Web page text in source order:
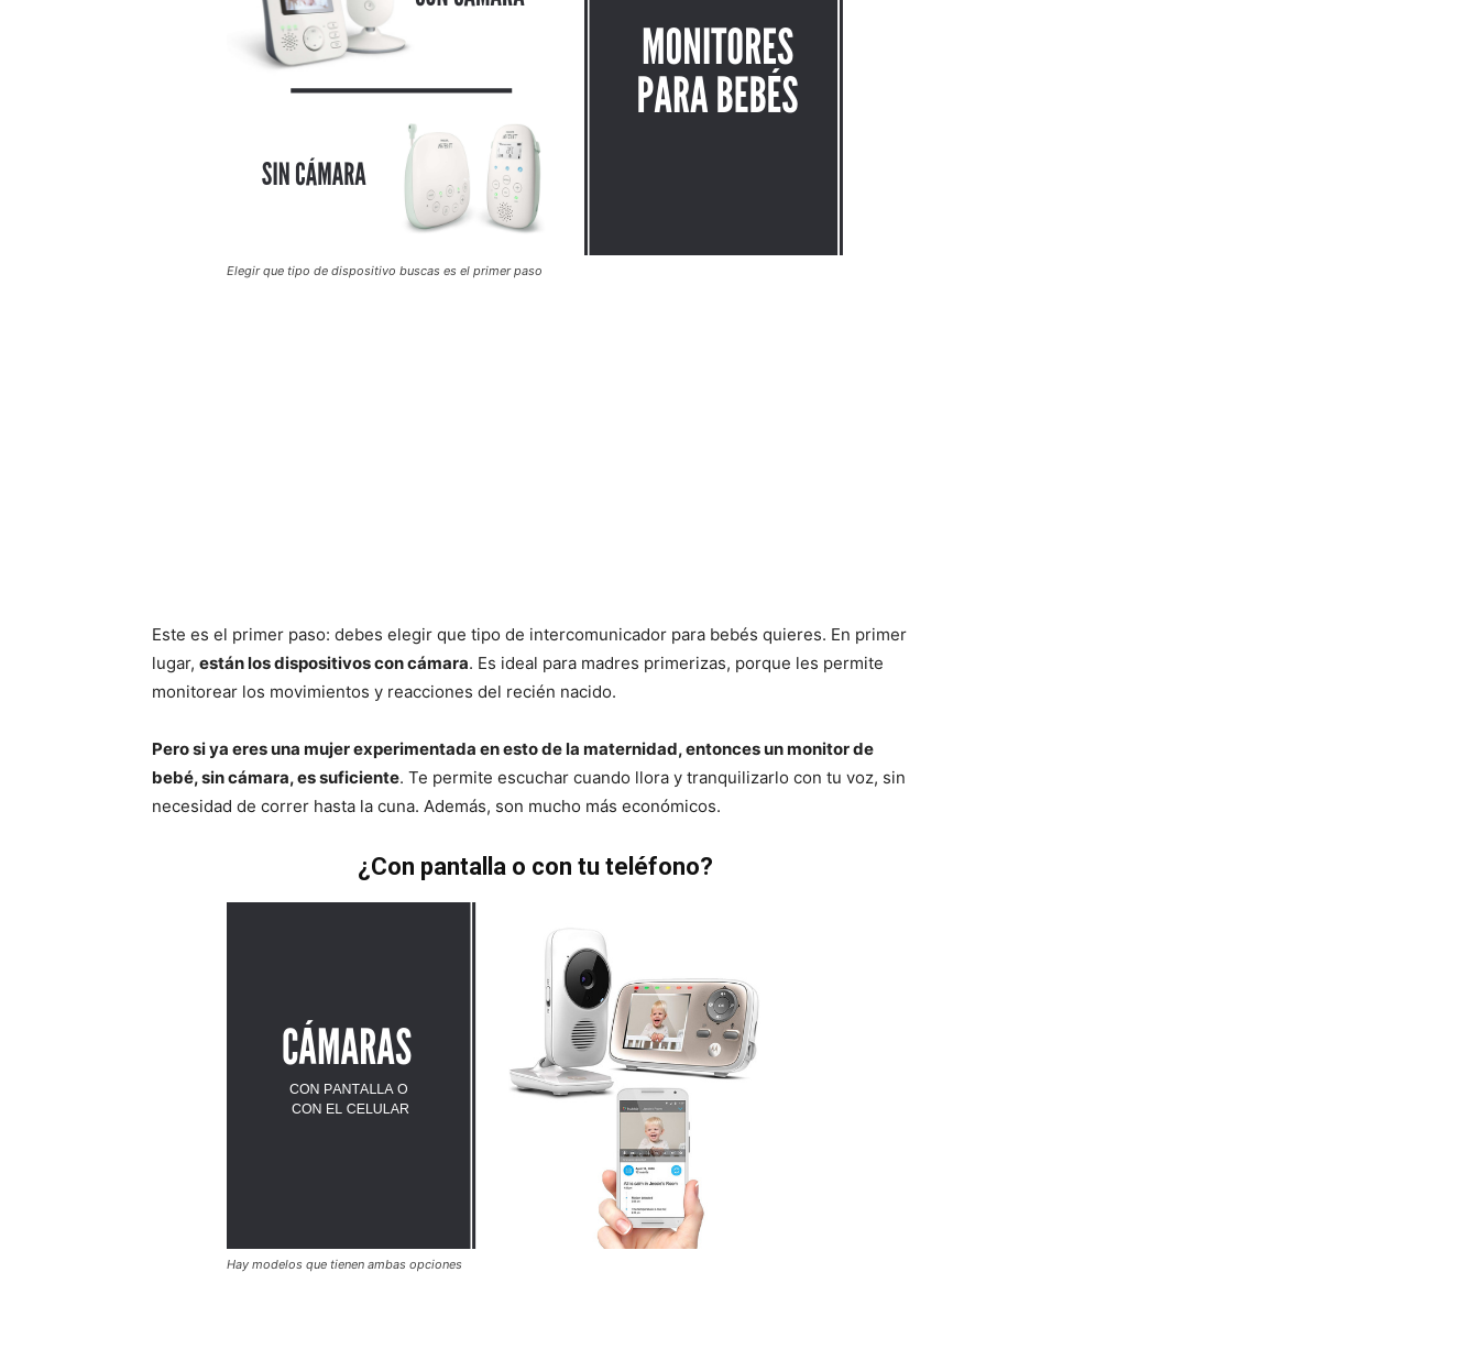
Elegir que tipo de dispositivo buscas es el primer paso
Este es el primer paso: debes elegir que tipo de intercomunicador para bebés quieres. En primer
lugar, están los dispositivos con cámara. Es ideal para madres primerizas, porque les permite
monitorear los movimientos y reacciones del recién nacido.
Pero si ya eres una mujer experimentada en esto de la maternidad, entonces un monitor de
bebé, sin cámara, es suficiente. Te permite escuchar cuando llora y tranquilizarlo con tu voz, sin
necesidad de correr hasta la cuna. Además, son mucho más económicos.
¿Con pantalla o con tu teléfono?
Hay modelos que tienen ambas opciones